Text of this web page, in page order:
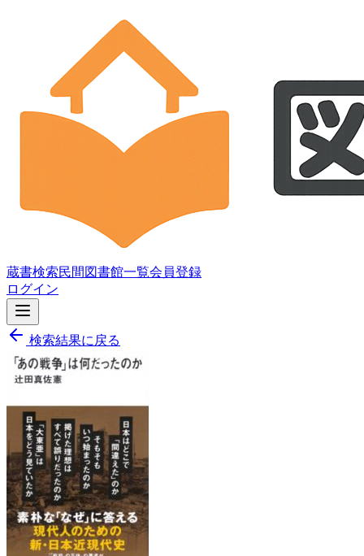
蔵書検索民間図書館一覧会員登録
ログイン
検索結果に戻る